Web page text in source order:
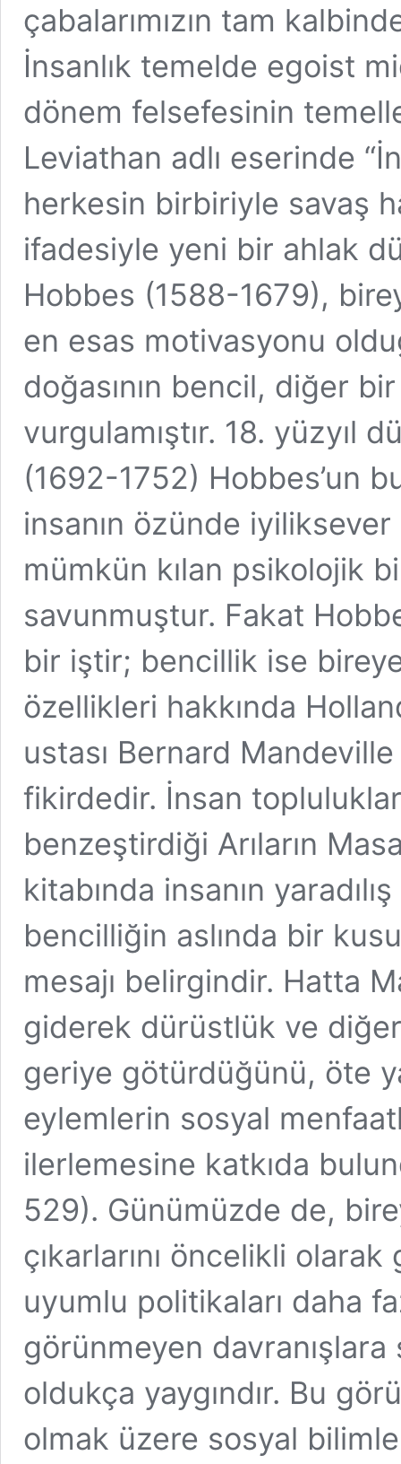
çabalarımızın tam
İnsanlık temelde egoist
dönem felsefesinin
Leviathan adlı eserinde
herkesin birbiriyle savaş
ifadesiyle yeni bir ahlak
Hobbes (1588-1679),
en esas motivasyonu
doğasının bencil, diğer
vurgulamıştır. 18. yüzyıl
(1692-1752) Hobbes’un
insanın özünde
mümkün kılan psikolojik
savunmuştur. Fakat
bir iştir; bencillik ise
özellikleri hakkında
ustası Bernard
fikirdedir. İnsan
benzeştirdiği Arıların
kitabında insanın
bencilliğin aslında bir
mesajı belirgindir. Hatta
giderek dürüstlük ve
geriye götürdüğünü, öte
eylemlerin sosyal
ilerlemesine katkıda
529). Günümüzde de,
çıkarlarını öncelikli
uyumlu politikaları daha
görünmeyen davranışlara
oldukça yaygındır. Bu
olmak üzere sosyal